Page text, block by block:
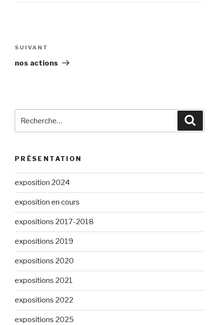
de
l’article
Article
suivant
SUIVANT
nos actions
pour
PRÉSENTATION
exposition 2024
exposition en cours
expositions 2017-2018
expositions 2019
expositions 2020
expositions 2021
expositions 2022
expositions 2025